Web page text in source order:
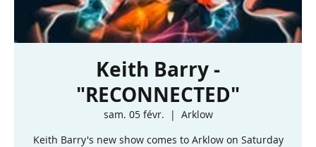
Keith Barry -
"RECONNECTED"
sam. 05 févr.
  |
Arklow
Keith Barry's new show comes to Arklow on Saturday